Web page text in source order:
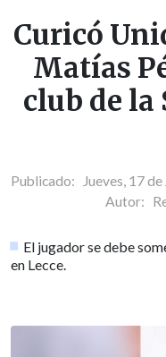
Curicó
Matías
club de la
Publicado: Jueves, 17
Autor:
El jugador se debe
en Lecce.